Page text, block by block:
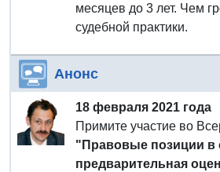
месяцев до 3 лет. Чем
судебной практики.
Анонс
18 февраля 2021 года
Примите участие во
"Правовые позиции в
предварительная